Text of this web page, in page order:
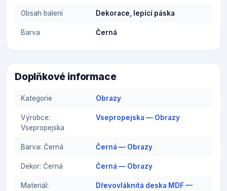
Obsah balení Dekorace, lepící páska
Barva Černá
Doplňkové informace
Kategorie Obrazy
Výrobce:
Vsepropejska
Vsepropejska — Obrazy
Barva: Černá Černá — Obrazy
Dekor: Černá Černá — Obrazy
Materiál:
Dřevovláknitá deska MDF —